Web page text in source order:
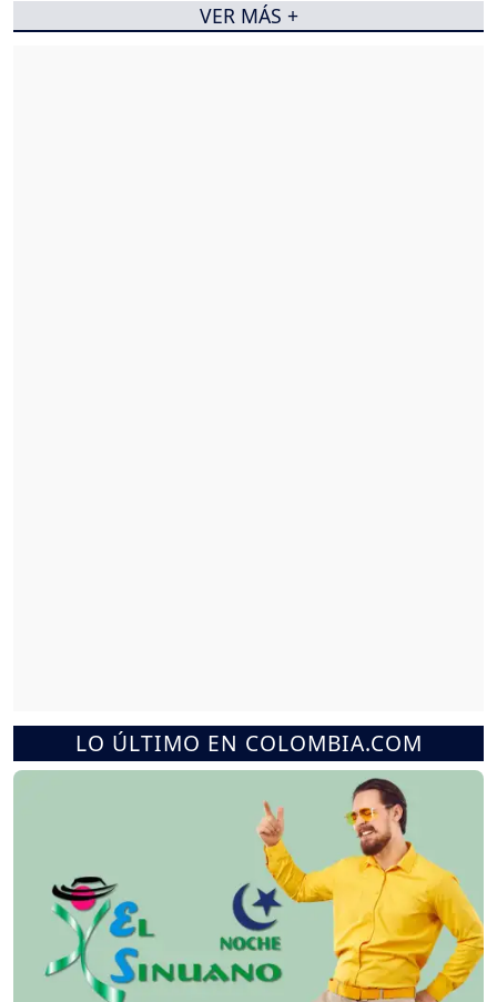
LO ÚLTIMO EN COLOMBIA.COM
VER MÁS +